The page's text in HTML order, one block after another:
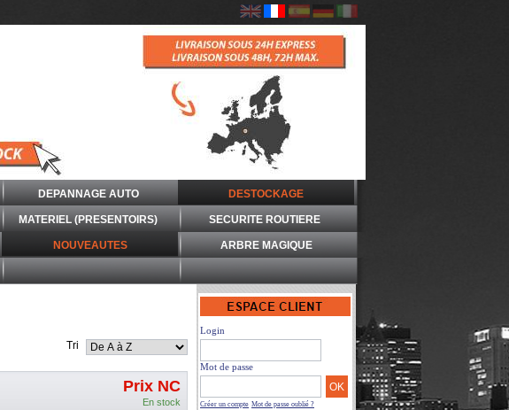
DEPANNAGE AUTO DESTOCKAGE
MATERIEL (PRESENTOIRS) SECURITE ROUTIERE
NOUVEAUTES ARBRE MAGIQUE
Tri
Prix NC
En stock
Login
Mot de passe
Créer un compte Mot de passe oublié ?